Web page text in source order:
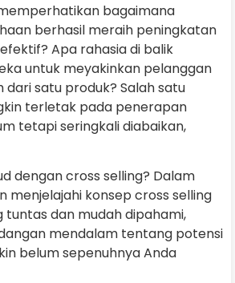
bagaimana
berhasil meraih peningkatan
Apa rahasia di balik
untuk meyakinkan pelanggan
dari satu produk? Salah satu
terletak pada penerapan
tetapi seringkali diabaikan,
dengan cross selling? Dalam
menjelajahi konsep cross selling
tuntas dan mudah dipahami,
mendalam tentang potensi
belum sepenuhnya Anda